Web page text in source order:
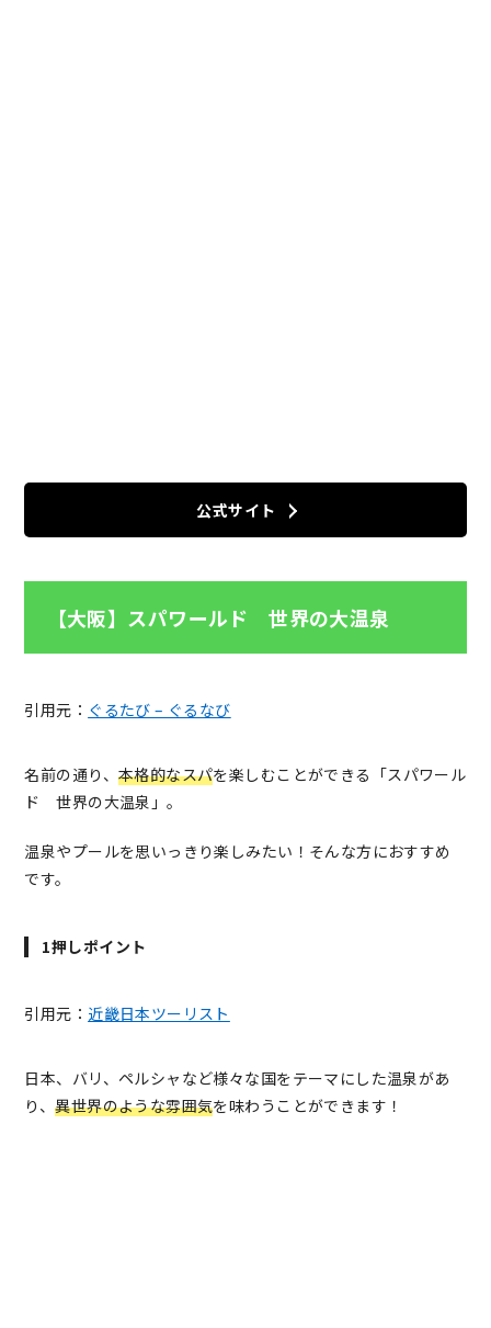
公式サイト
【大阪】スパワールド 世界の大温泉
引用元： ぐるたび – ぐるなび
名前の通り、 本格的なスパを楽しむことができる「スパワール
ド 世界の大温泉」。
温泉やプールを思いっきり楽しみたい！そんな方におすすめ
です。
1押しポイント
引用元： 近畿日本ツーリスト
日本、バリ、ペルシャなど様々な国をテーマにした温泉があ
り、異世界のような雰囲気を味わうことができます！